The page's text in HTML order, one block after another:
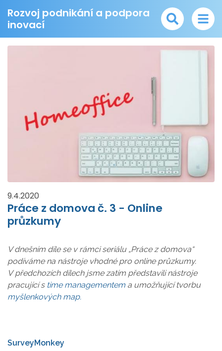
Rozvoj podnikání a podpora
inovací
9.4.2020
Práce z domova č. 3 - Online
průzkumy
V dnešním díle se v rámci seriálu „Práce z domova“
podíváme na nástroje vhodné pro online průzkumy.
V předchozích dílech jsme zatím představili nástroje
pracující stime managementem a umožňující tvorbu
myšlenkových map.
SurveyMonkey